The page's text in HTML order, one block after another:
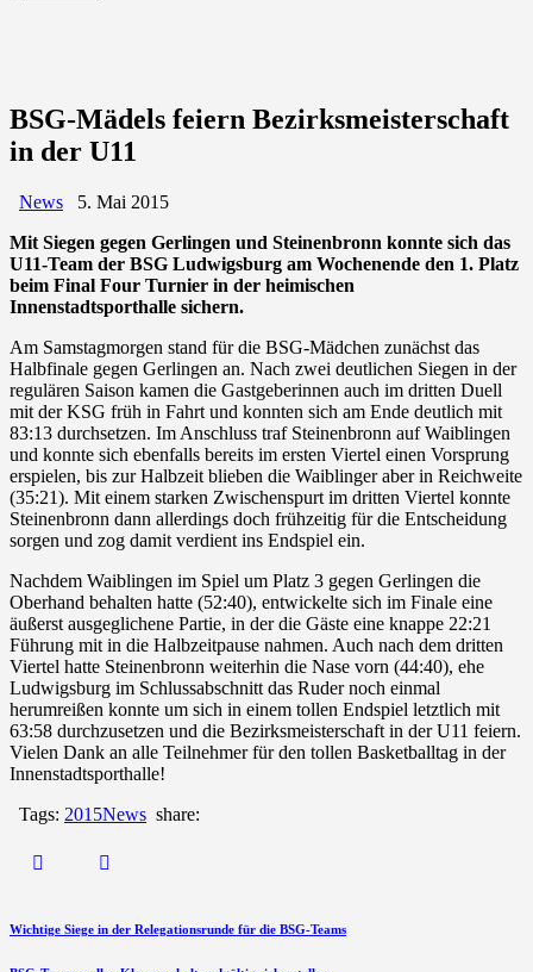
BSG-Mädels feiern Bezirksmeisterschaft
in der U11
News
5. Mai 2015
Mit Siegen gegen Gerlingen und Steinenbronn konnte sich das
U11-Team der BSG Ludwigsburg am Wochenende den 1. Platz
beim Final Four Turnier in der heimischen
Innenstadtsporthalle sichern.
Am Samstagmorgen stand für die BSG-Mädchen zunächst das
Halbfinale gegen Gerlingen an. Nach zwei deutlichen Siegen in der
regulären Saison kamen die Gastgeberinnen auch im dritten Duell
mit der KSG früh in Fahrt und konnten sich am Ende deutlich mit
83:13 durchsetzen. Im Anschluss traf Steinenbronn auf Waiblingen
und konnte sich ebenfalls bereits im ersten Viertel einen Vorsprung
erspielen, bis zur Halbzeit blieben die Waiblinger aber in Reichweite
(35:21). Mit einem starken Zwischenspurt im dritten Viertel konnte
Steinenbronn dann allerdings doch frühzeitig für die Entscheidung
sorgen und zog damit verdient ins Endspiel ein.
Nachdem Waiblingen im Spiel um Platz 3 gegen Gerlingen die
Oberhand behalten hatte (52:40), entwickelte sich im Finale eine
äußerst ausgeglichene Partie, in der die Gäste eine knappe 22:21
Führung mit in die Halbzeitpause nahmen. Auch nach dem dritten
Viertel hatte Steinenbronn weiterhin die Nase vorn (44:40), ehe
Ludwigsburg im Schlussabschnitt das Ruder noch einmal
herumreißen konnte um sich in einem tollen Endspiel letztlich mit
63:58 durchzusetzen und die Bezirksmeisterschaft in der U11 feiern.
Vielen Dank an alle Teilnehmer für den tollen Basketballtag in der
Innenstadtsporthalle!
Tags: 2015News share:
Wichtige Siege in der Relegationsrunde für die BSG-Teams